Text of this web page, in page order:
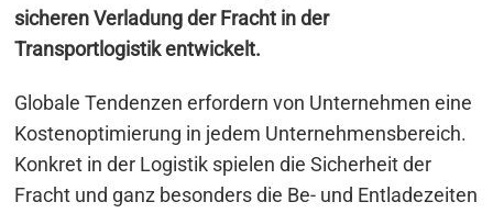
sicheren Verladung der Fracht in der
Transportlogistik entwickelt.
Globale Tendenzen erfordern von Unternehmen eine
Kostenoptimierung in jedem Unternehmensbereich.
Konkret in der Logistik spielen die Sicherheit der
Fracht und ganz besonders die Be- und Entladezeiten